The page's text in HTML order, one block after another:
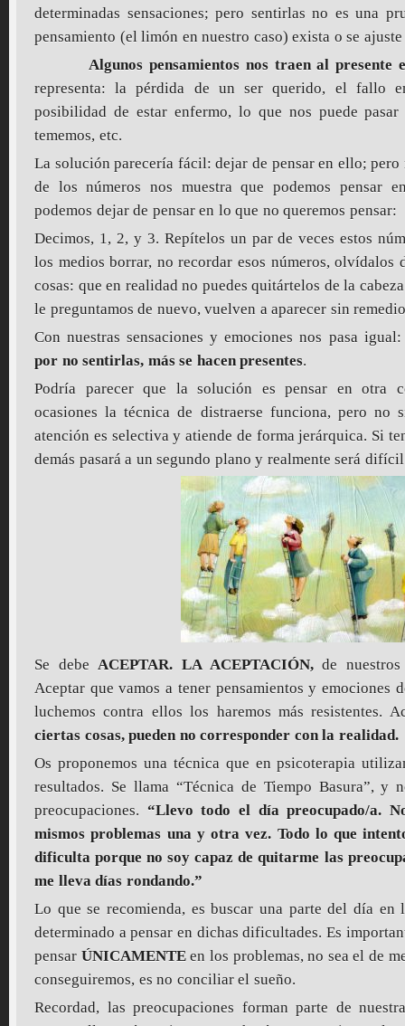
determinadas sensaciones; pero sentirlas no es una
pensamiento (el limón en nuestro caso) exista o se
Algunos pensamientos nos traen al presente
representa: la pérdida de un ser querido, el fallo
posibilidad de estar enfermo, lo que nos puede
tememos, etc.
La solución parecería fácil: dejar de pensar en ello;
de los números nos muestra que podemos pensar
podemos dejar de pensar en lo que no queremos pensar:
Decimos, 1, 2, y 3. Repítelos un par de veces estos
los medios borrar, no recordar esos números, olvídalos
cosas: que en realidad no puedes quitártelos de la
le preguntamos de nuevo, vuelven a aparecer sin
Con nuestras sensaciones y emociones nos pasa
por no sentirlas, más se hacen presentes.
Podría parecer que la solución es pensar en otra
ocasiones la técnica de distraerse funciona, pero no
atención es selectiva y atiende de forma jerárquica. Si
demás pasará a un segundo plano y realmente será
Se debeACEPTAR. LA ACEPTACIÓN,de
Aceptar que vamos a tener pensamientos y emociones
luchemos contra ellos los haremos más resistentes.
ciertas cosas, pueden no corresponder con la realidad.
Os proponemos una técnica que en psicoterapia
resultados. Se llama “Técnica de Tiempo Basura”, y
preocupaciones. “Llevo todo el día preocupado/a.
mismos problemas una y otra vez. Todo lo que
dificulta porque no soy capaz de quitarme las
me lleva días rondando.”
Lo que se recomienda, es buscar una parte del día en
determinado a pensar en dichas dificultades. Es
pensar ÚNICAMENTEen los problemas, no sea el de
conseguiremos, es no conciliar el sueño.
Recordad, las preocupaciones forman parte de